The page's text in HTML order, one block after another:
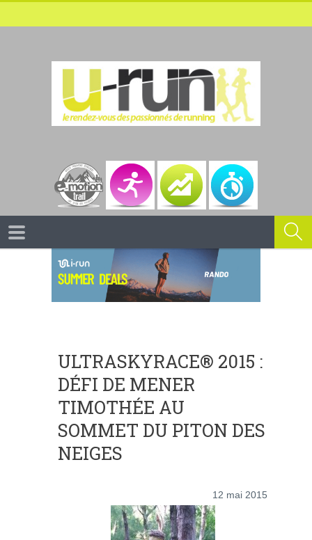
ULTRASKYRACE® 2015 :
DÉFI DE MENER
TIMOTHÉE AU
SOMMET DU PITON DES
NEIGES
12 mai 2015